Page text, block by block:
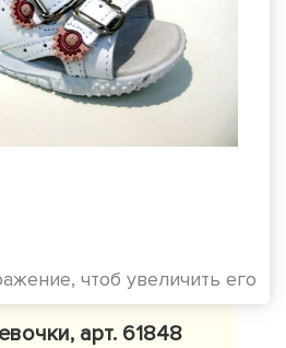
чтоб увеличить его
арт. 61848